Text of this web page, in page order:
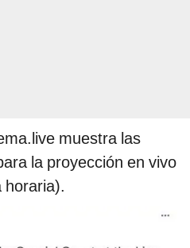
muestra las
la proyección en vivo
horaria).